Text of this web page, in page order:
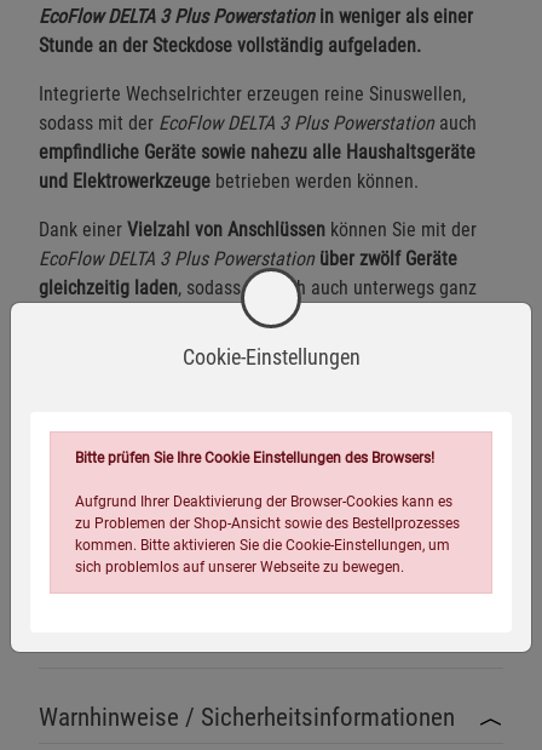
EcoFlow DELTA 3 Plus Powerstationin weniger als einer
Stunde an der Steckdose vollständig aufgeladen.
Integrierte Wechselrichter erzeugen reine Sinuswellen,
sodass mit der EcoFlow DELTA 3 Plus Powerstation auch
empfindliche Geräte sowie nahezu alle Haushaltsgeräte
und Elektrowerkzeuge betrieben werden können.
Dank einer Vielzahl von Anschlüssen können Sie mit der
EcoFlow DELTA 3 Plus Powerstation über zwölf Geräte
gleichzeitig laden, sodass Sie sich auch unterwegs ganz
EcoFlow DELTA 3 Plus Powerstationist auch
Betrieb und die Möglichkeit der Verwendung in
Lieferumfang: EcoFlow DELTA 3 Plus Powerstation
1.024 Wh(ohne Tasche), deutsche Bedienungsanleitung.
Warnhinweise / Sicherheitsinformationen
Cookie-Einstellungen
Bitte prüfen Sie Ihre Cookie Einstellungen des Browsers!
Aufgrund Ihrer Deaktivierung der Browser-Cookies kann es
zu Problemen der Shop-Ansicht sowie des Bestellprozesses
kommen. Bitte aktivieren Sie die Cookie-Einstellungen, um
sich problemlos auf unserer Webseite zu bewegen.